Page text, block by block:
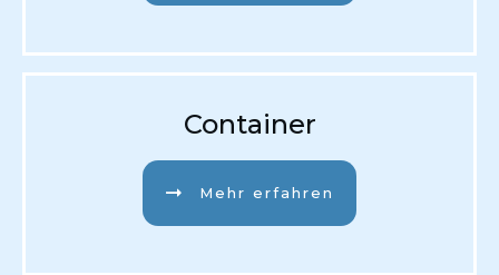
Container
Mehr erfahren